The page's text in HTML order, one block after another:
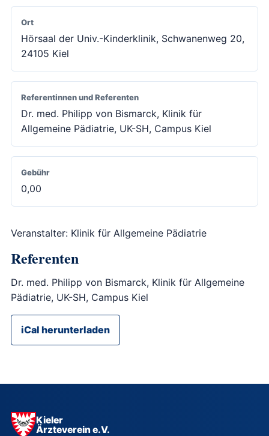
Ort
Hörsaal der Univ.-Kinderklinik, Schwanenweg 20,
24105 Kiel
Referentinnen und Referenten
Dr. med. Philipp von Bismarck, Klinik für
Allgemeine Pädiatrie, UK-SH, Campus Kiel
Gebühr
0,00
Veranstalter: Klinik für Allgemeine Pädiatrie
Referenten
Dr. med. Philipp von Bismarck, Klinik für Allgemeine
Pädiatrie, UK-SH, Campus Kiel
iCal herunterladen
Kieler
Ärzteverein e.V.